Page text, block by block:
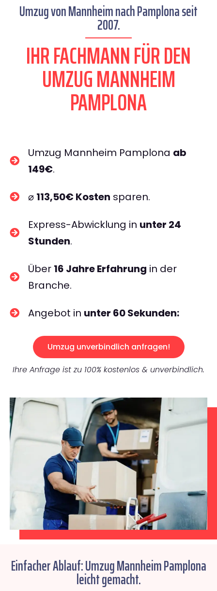
Umzug von Mannheim nach Pamplona seit
2007.
IHR FACHMANN FÜR DEN
UMZUG MANNHEIM
PAMPLONA
Umzug Mannheim Pamplona ab
149€.
⌀ 113,50€ Kosten sparen.
Express-Abwicklung in unter 24
Stunden.
Über 16 Jahre Erfahrung in der
Branche.
Angebot in unter 60 Sekunden:
Umzug unverbindlich anfragen!
Ihre Anfrage ist zu 100% kostenlos & unverbindlich.
Einfacher Ablauf: Umzug Mannheim Pamplona
leicht gemacht.